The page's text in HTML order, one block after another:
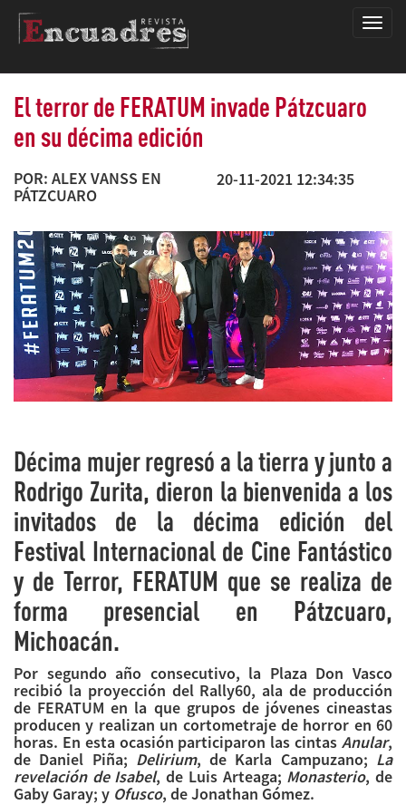
El terror de FERATUM invade Pátzcuaro
en su décima edición
POR: ALEX VANSS EN
PÁTZCUARO
20-11-2021 12:34:35
Décima mujer regresó a la tierra y junto a
Rodrigo Zurita, dieron la bienvenida a los
invitados de la décima edición del
Festival Internacional de Cine Fantástico
y de Terror, FERATUM que se realiza de
forma presencial en Pátzcuaro,
Michoacán.
Por segundo año consecutivo, la Plaza Don Vasco
recibió la proyección del Rally60, ala de producción
de FERATUM en la que grupos de jóvenes cineastas
producen y realizan un cortometraje de horror en 60
horas. En esta ocasión participaron las cintas Anular,
de Daniel Piña; Delirium, de Karla Campuzano; La
revelación de Isabel, de Luis Arteaga; Monasterio, de
Gaby Garay; y Ofusco, de Jonathan Gómez.